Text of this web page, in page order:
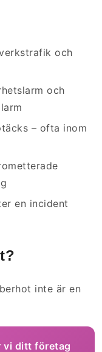
och
och
– ofta inom
en incident
inte är en
vi ditt företag